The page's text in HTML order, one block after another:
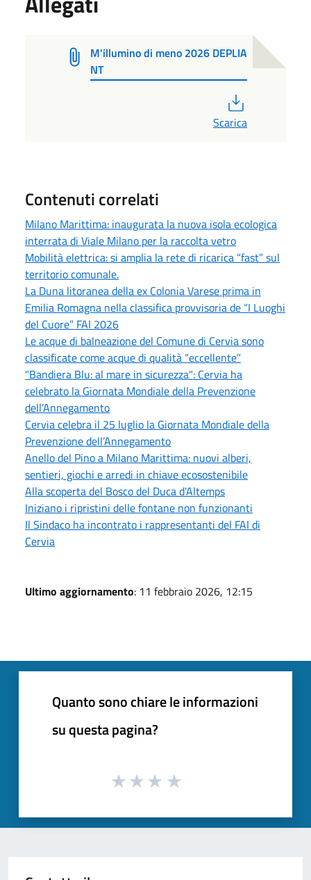
M'illumino di meno 2026 DEPLIA
NT
Scarica
Contenuti correlati
Milano Marittima: inaugurata la nuova isola ecologica
interrata di Viale Milano per la raccolta vetro
Mobilità elettrica: si amplia la rete di ricarica “fast” sul
territorio comunale.
La Duna litoranea della ex Colonia Varese prima in
Emilia Romagna nella classifica provvisoria de “I Luoghi
del Cuore” FAI 2026
Le acque di balneazione del Comune di Cervia sono
classificate come acque di qualità “eccellente”
"Bandiera Blu: al mare in sicurezza": Cervia ha
celebrato la Giornata Mondiale della Prevenzione
dell’Annegamento
Cervia celebra il 25 luglio la Giornata Mondiale della
Prevenzione dell’Annegamento
Anello del Pino a Milano Marittima: nuovi alberi,
sentieri, giochi e arredi in chiave ecosostenibile
Alla scoperta del Bosco del Duca d'Altemps
Iniziano i ripristini delle fontane non funzionanti
Il Sindaco ha incontrato i rappresentanti del FAI di
Cervia
Ultimo aggiornamento: 11 febbraio 2026, 12:15
Quanto sono chiare le informazioni
su questa pagina?